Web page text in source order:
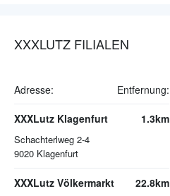
XXXLUTZ FILIALEN
Adresse: Entfernung:
XXXLutz Klagenfurt
Schachterlweg 2-4
9020 Klagenfurt
1.3km
XXXLutz Völkermarkt 22.8km